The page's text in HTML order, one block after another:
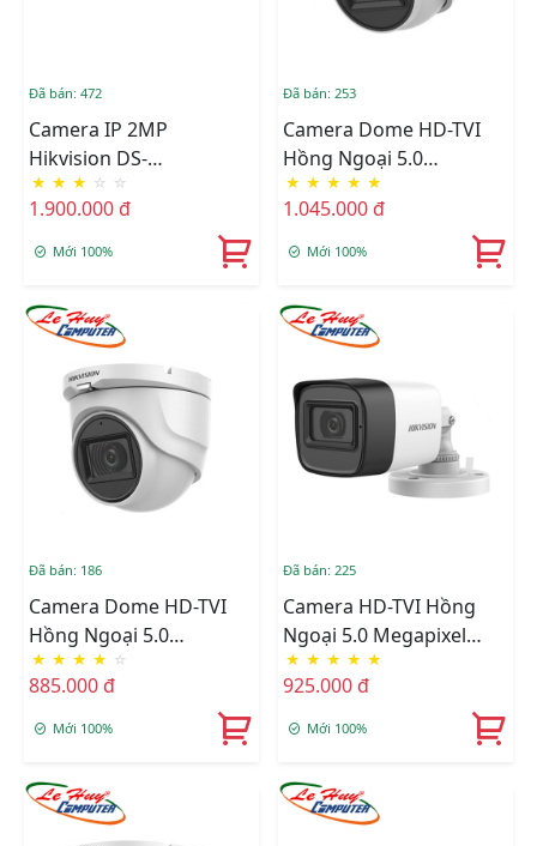
Đã bán: 472
Camera IP 2MP
Hikvision DS-
2CD2T23G0-I8
★ ★ ★ ☆ ☆
1.900.000 đ
Mới 100%
Đã bán: 253
Camera Dome HD-TVI
Hồng Ngoại 5.0
Megapixel HIKVISION
DS-2CE78H0T-IT3FS
★ ★ ★ ★ ★
1.045.000 đ
Mới 100%
Đã bán: 186
Camera Dome HD-TVI
Hồng Ngoại 5.0
Megapixel HIKVISION
DS-2CE76H0T-ITMFS
★ ★ ★ ★ ☆
885.000 đ
Mới 100%
Đã bán: 225
Camera HD-TVI Hồng
Ngoại 5.0 Megapixel
HIKVISION DS-
2CE16H0T-ITFS
★ ★ ★ ★ ★
925.000 đ
Mới 100%